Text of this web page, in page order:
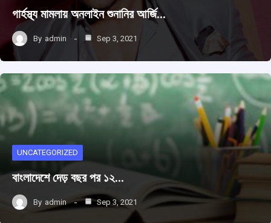
গার্হস্থ্য মামলায় অনলাইন শুনানির আর্জি…
By admin Sep 3, 2021
UNCATEGORIZED
বাংলাদেশে দেড় বছর পর ১২…
By admin Sep 3, 2021